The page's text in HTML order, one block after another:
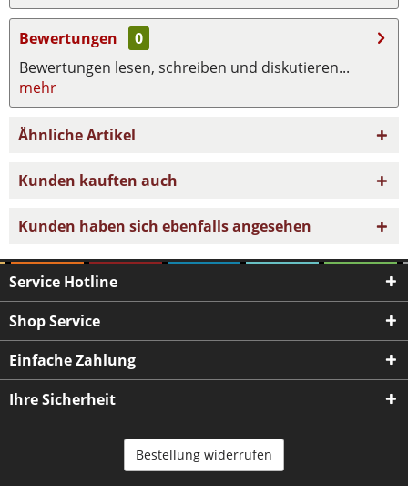
Bewertungen
0
Bewertungen lesen, schreiben und diskutieren...
mehr
Ähnliche Artikel
Kunden kauften auch
Kunden haben sich ebenfalls angesehen
Service Hotline
Shop Service
Einfache Zahlung
Ihre Sicherheit
Bestellung widerrufen